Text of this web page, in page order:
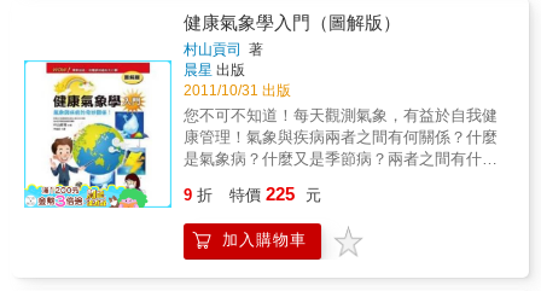
醫院與臺北市立聯合醫院，近年也開始推動
「聰明就醫、醫療銜接與垂直整合」，並於
2018年三月，邀請日本推廣「聰明就醫」的知
名學者德田安春教授，來臺分享日本分級醫療
與聰明就醫的推動經驗，為的就是要整合就醫
流程、強化醫療效率，避免重複的診斷與治
療，讓患者可以得到真正需要的醫療。 本書特
色 閱讀之前： ➊聽懂很重要 閱讀之前一定要先
了解的「醫療常用術語」 ➋觀念很重要 一分鐘
QA快速測：我的健檢、看病、吃藥習慣正確
嗎？ 內容特色： ➊清楚解釋各檢查與用藥治療
之所以被列為不當醫療行為的原因。 每種不當
從腰圍等篩檢代謝症候群（內臟脂肪症候
群），也可預防生活習慣病，並且能夠早期發
現、早期治療的目的。 & 在日本，有職場或地
方政府舉辦的健康檢查‧特定健檢等，民眾可免
費或負擔小額費用接受檢查。短期綜合體檢因
為是自主性參加的體檢，所以需自行全額付
費，但其最大的魅力就在可以接受非常詳細的
檢查。積極地利用這些檢查，幫助我們每天都
能對自己的健康把關！ & 趁尚未真正生病前，
查項目超出標準值就會被立即斷定為生病，綜
合許多檢查結果的評估，也會有診斷為「沒有
異常」的時候。然而，就算是些許的變化也有
院區院長 張金堅 醫師 台中市診所協會歷任理
事長 林義龍、吳三源 醫師 聯合推薦
為大眾服務的醫療人員與志工。實施分子共振
健康法的工具很簡單：一支木槌、一塊布、一
個人骨模型和幾本人體或動植物的書籍，小朋
友都能學會。本書從觀念與理念入手，先介紹
分子共振的原理，接著介紹施行分子共振的模
式與工具，接著結合理論與實務，一步步引導
共振的訊息，並將作者日常生活間，協助周遭
親友以及病友的個案過程詳細列出，按圖索
驥、步驟清楚，一步步引導讀者進入分子共振
育執行長，提出人體網狀力學理論，創形意結
構療法、形姿自救法和分子共振療法。著形意
結構療法教學DVD（初、中、高級）。分子共
健康氣象學入門（圖解版）
村山貢司
著
晨星 出版
2011/10/31 出版
您不可不知道！每天觀測氣象，有益於自我健
康管理！氣象與疾病兩者之間有何關係？什麼
是氣象病？什麼又是季節病？兩者之間有什麼
係！現代人常受疾病所困擾，往往一生病即去
找專業醫師求助，但是您知道嗎？疾病產生的
原因除了與個人飲食、生活習慣、體質有關
9 折 特價 225 元
加入購物車